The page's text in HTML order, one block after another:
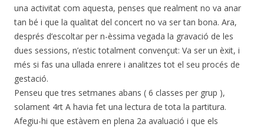
una activitat com aquesta, penses que realment no va anar
tan bé i que la qualitat del concert no va ser tan bona. Ara,
després d’escoltar per n-èssima vegada la gravació de les
dues sessions, n’estic totalment convençut: Va ser un èxit, i
més si fas una ullada enrere i analitzes tot el seu procés de
gestació.
Penseu que tres setmanes abans ( 6 classes per grup ),
solament 4rt A havia fet una lectura de tota la partitura.
Afegiu-hi que estàvem en plena 2a avaluació i que els